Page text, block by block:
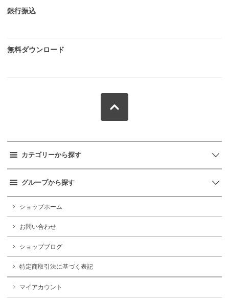
銀行振込
無料ダウンロード
カテゴリーから探す
グループから探す
ショップホーム
お問い合わせ
ショップブログ
特定商取引法に基づく表記
マイアカウント